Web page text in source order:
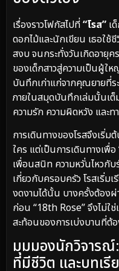
เรื่องราวโฟกัสไปที่“โรส” เ
ดอกไม้และนักเขียน เธอใช้
สงบ จนกระทั่งวันเกิดอายุ
ของเด็กสาวสู่ความเป็นผู้ใ
บันทึกเก่าแก่จากคุณยายที่ร
ภายในสมุดบันทึกเล่มนั้นเต็
ความรัก ความผิดหวัง และ
การเดินทางของโรสจึงเริ่ม
ใคร แต่เป็นการเดินทางเพื่
เพื่อนสนิท ความหวั่นไหวกั
เกี่ยวกับครอบครัว โรสเริ่ม
งดงามได้นั้น บางครั้งต้องผ่
ก่อน “18th Rose” จึงไม่
สะท้อนของการเบ่งบานที่ต้อ
มุมมองนักวิจารณ์
ที่มีชีวิต และบทเรี